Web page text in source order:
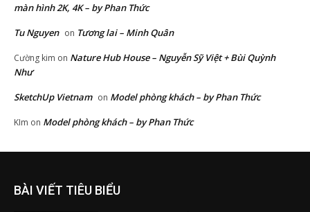
màn hình 2K, 4K – by Phan Thức
Tu Nguyen on Tương lai – Minh Quân
Cường kim on Nature Hub House – Nguyễn Sỹ Việt + Bùi Quỳnh
Như
SketchUp Vietnam on Model phòng khách – by Phan Thức
KIm on Model phòng khách – by Phan Thức
BÀI VIẾT TIÊU BIỂU